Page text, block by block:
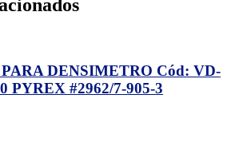
DENSIMETRO Cód: VD-
PYREX #2962/7-905-3